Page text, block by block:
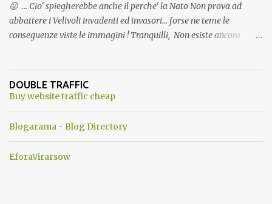
😛 ... Cio' spiegherebbe anche il perche' la Nato Non prova ad
abbattere i Velivoli invadenti ed invasori... forse ne teme le
conseguenze viste le immagini ! Tranquilli, Non esiste ancora
ancora una fantasia Nato o forse una "False Flag", per provocare
una guerra mondiale che difficilmente da menti sane, potrebbe
DOUBLE TRAFFIC
Buy website traffic cheap
Blogarama - Blog Directory
EforaVirarsow